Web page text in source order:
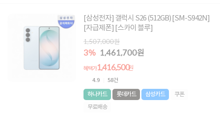
[삼성전자] 갤럭시 S26 (512GB) [SM-S942N]
[자급제폰] [스카이 블루]
1,507,000원
3% 1,461,700원
혜택가1,416,500원
4.9 58건
하나카드 롯데카드 삼성카드
쿠폰
무료배송